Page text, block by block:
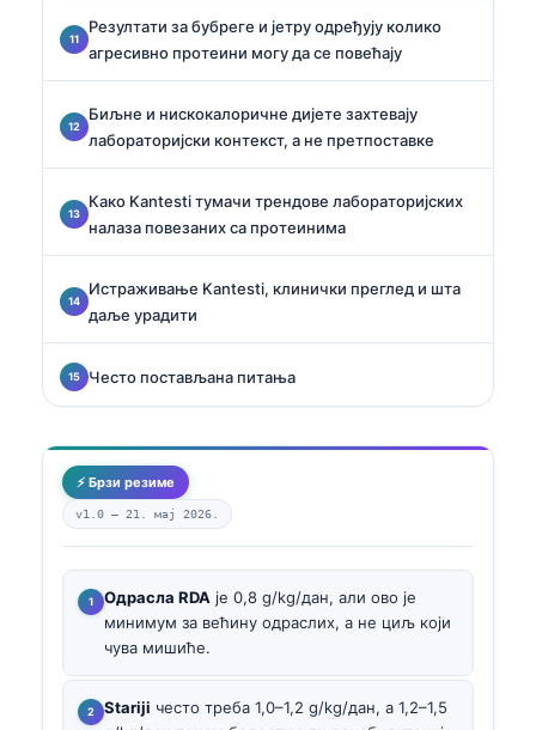
Резултати за бубреге и јетру одређују колико
агресивно протеини могу да се повећају
Биљне и нискокалоричне дијете захтевају
лабораторијски контекст, а не претпоставке
Како Kantesti тумачи трендове лабораторијских
налаза повезаних са протеинима
Истраживање Kantesti, клинички преглед и шта
даље урадити
Често постављана питања
⚡ Брзи резиме
v1.0 — 21. мај 2026.
Одрасла RDA је 0,8 g/kg/дан, али ово је
минимум за већину одраслих, а не циљ који
чува мишиће.
Stariji често треба 1,0–1,2 g/kg/дан, а 1,2–1,5